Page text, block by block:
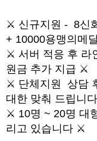
⚔️ 신규지원 - 8신
+ 10000용맹의메
⚔️ 서버 적응 후 라
원금 추가 지급 ⚔️
⚔️ 단체지원 상담
대한 맞춰 드립니
⚔️ 10명 ~ 20명 대
리고 있습니다 ⚔️